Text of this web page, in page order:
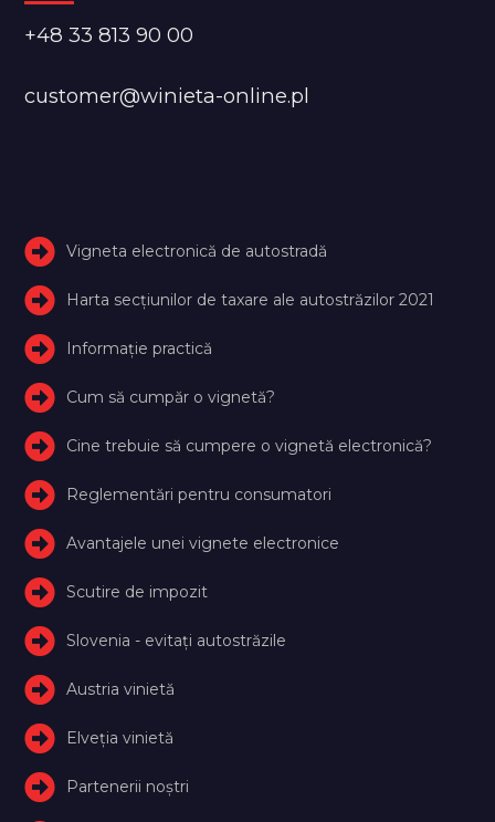
+48 33 813 90 00
customer@winieta-online.pl
Vigneta electronică de autostradă
Harta secțiunilor de taxare ale autostrăzilor 2021
Informație practică
Cum să cumpăr o vignetă?
Cine trebuie să cumpere o vignetă electronică?
Reglementări pentru consumatori
Avantajele unei vignete electronice
Scutire de impozit
Slovenia - evitați autostrăzile
Austria vinietă
Elveţia vinietă
Partenerii noștri